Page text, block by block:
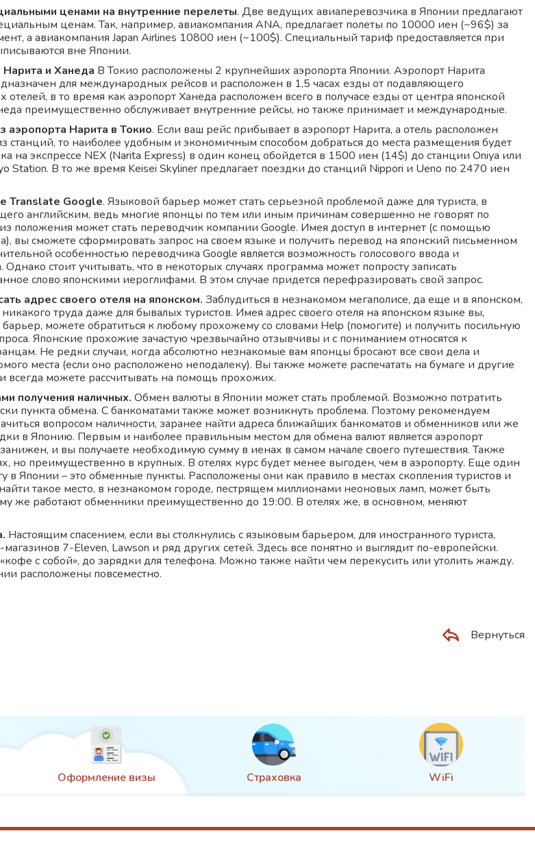
ценами на внутренние перелеты. Две ведущих авиаперевозчика в Японии предлагают
ценам. Так, например, авиакомпания ANA, предлагает полеты по 10000 иен (~96$) за
а авиакомпания Japan Airlines 10800 иен (~100$). Специальный тариф предоставляется при
вне Японии.
и Ханеда В Токио расположены 2 крупнейших аэропорта Японии. Аэропорт Нарита
для международных рейсов и расположен в 1,5 часах езды от подавляющего
отелей, в то время как аэропорт Ханеда расположен всего в получасе езды от центра японской
преимущественно обслуживает внутренние рейсы, но также принимает и международные.
аэропорта Нарита в Токио. Если ваш рейс прибывает в аэропорт Нарита, а отель расположен
станций, то наиболее удобным и экономичным способом добраться до места размещения будет
на экспрессе NEX (Narita Express) в один конец обойдется в 1500 иен (14$) до станции Oniya или
Station. В то же время Keisei Skyliner предлагает поездки до станций Nippori и Ueno по 2470 иен
Translate Google. Языковой барьер может стать серьезной проблемой даже для туриста, в
английским, ведь многие японцы по тем или иным причинам совершенно не говорят по
положения может стать переводчик компании Google. Имея доступ в интернет (с помощью
вы сможете сформировать запрос на своем языке и получить перевод на японский письменном
особенностью переводчика Google является возможность голосового ввода и
стоит учитывать, что в некоторых случаях программа может попросту записать
слово японскими иероглифами. В этом случае придется перефразировать свой запрос.
адрес своего отеля на японском. Заблудиться в незнакомом мегаполисе, да еще и в японском,
никакого труда даже для бывалых туристов. Имея адрес своего отеля на японском языке вы,
можете обратиться к любому прохожему со словами Help (помогите) и получить посильную
Японские прохожие зачастую чрезвычайно отзывчивы и с пониманием относятся к
Не редки случаи, когда абсолютно незнакомые вам японцы бросают все свои дела и
места (если оно расположено неподалеку). Вы также можете распечатать на бумаге и другие
всегда можете рассчитывать на помощь прохожих.
получения наличных. Обмен валюты в Японии может стать проблемой. Возможно потратить
пункта обмена. С банкоматами также может возникнуть проблема. Поэтому рекомендуем
вопросом наличности, заранее найти адреса ближайших банкоматов и обменников или же
в Японию. Первым и наиболее правильным местом для обмена валют является аэропорт
и вы получаете необходимую сумму в иенах в самом начале своего путешествия. Также
но преимущественно в крупных. В отелях курс будет менее выгоден, чем в аэропорту. Еще один
в Японии – это обменные пункты. Расположены они как правило в местах скопления туристов и
такое место, в незнакомом городе, пестрящем миллионами неоновых ламп, может быть
же работают обменники преимущественно до 19:00. В отелях же, в основном, меняют
Настоящим спасением, если вы столкнулись с языковым барьером, для иностранного туриста,
7-Eleven, Lawson и ряд других сетей. Здесь все понятно и выглядит по-европейски.
с собой», до зарядки для телефона. Можно также найти чем перекусить или утолить жажду.
расположены повсеместно.
Вернуться
Оформление визы Страховка WiFi